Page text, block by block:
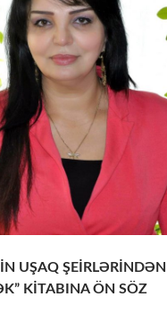
UŞAQ
KİTABINA ÖN SÖZ